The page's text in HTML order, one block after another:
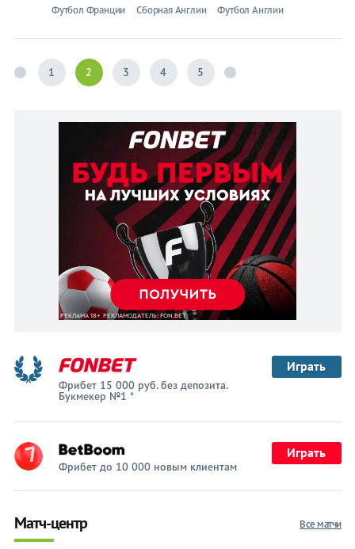
Футбол Франции
Сборная Англии Футбол Англии
1 2 3 4 5
Фрибет 15 000 руб. без депозита.
Букмекер №1 *
Играть
Фрибет до 10 000 новым клиентам
Играть
Все матчи
Матч-центр